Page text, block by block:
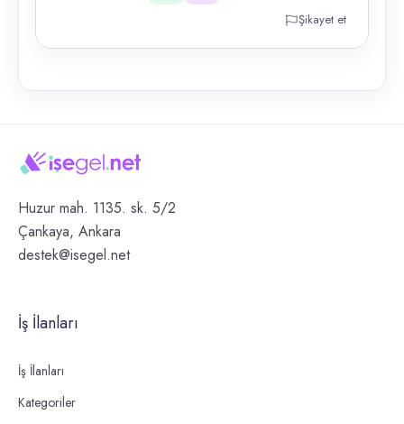
Şikayet et
Huzur mah. 1135. sk. 5/2
Çankaya, Ankara
destek@isegel.net
İş İlanları
İş İlanları
Kategoriler